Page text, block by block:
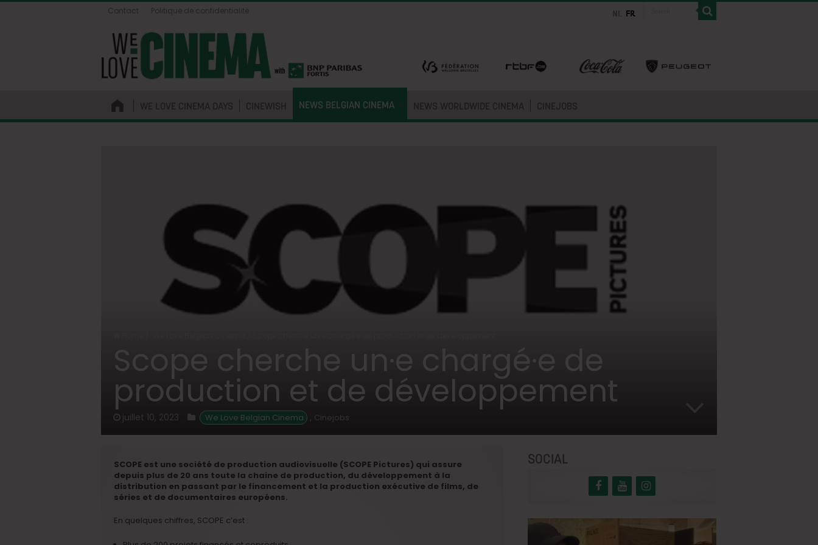
Contact Politique de confidentialité
WE LOVE CINEMA DAYS CINEWISH NEWS BELGIAN CINEMA NEWS WORLDWIDE CINEMA CINEJOBS
Scope cherche un·e chargé·e de
production et de développement
juillet 10, 2023 We Love Belgian Cinema , Cinejobs
SCOPE est une société de production audiovisuelle (SCOPE Pictures) qui assure
depuis plus de 20 ans toute la chaine de production, du développement à la
distribution en passant par le financement et la production exécutive de films, de
séries et de documentaires européens.
En quelques chiffres, SCOPE c’est :
SOCIAL